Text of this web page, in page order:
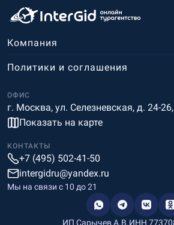
Компания
ОФИС
г. Москва, ул. Селезневская, д. 24-
Показать на карте
Политики и соглашения
КОНТАКТЫ
+7 (495) 502-41-50
intergidru@yandex.ru
Мы на связи c 10 до 21
ИП Сарычев А.В.ИНН